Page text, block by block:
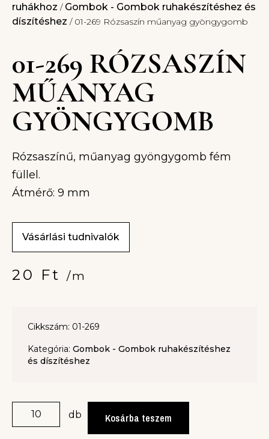
ruhákhoz / Gombok - Gombok ruhakészítéshez és
díszítéshez / 01-269 Rózsaszín műanyag gyöngygomb
01-269 RÓZSASZÍN
MŰANYAG
GYÖNGYGOMB
Rózsaszínű, műanyag gyöngygomb fém
füllel.
Átmérő: 9 mm
Vásárlási tudnivalók
20 Ft /m
Cikkszám: 01-269
Kategória: Gombok - Gombok ruhakészítéshez
és díszítéshez
db Kosárba teszem